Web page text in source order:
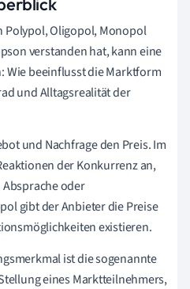
Polypol, Oligopol, Monopol
verstanden hat, kann eine
Wie beeinflusst die Marktform
und Alltagsrealität der
und Nachfrage den Preis. Im
der Konkurrenz an,
Absprache oder
gibt der Anbieter die Preise
existieren.
ist die sogenannte
eines Marktteilnehmers,